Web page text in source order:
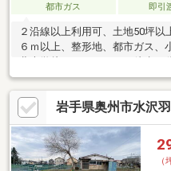
都市ガス
即引
２沿線以上利用可、土地50坪
６ｍ以上、整形地、都市ガス、
分！◎仙台トラストタワー 徒
岩手県奥州市水沢
（